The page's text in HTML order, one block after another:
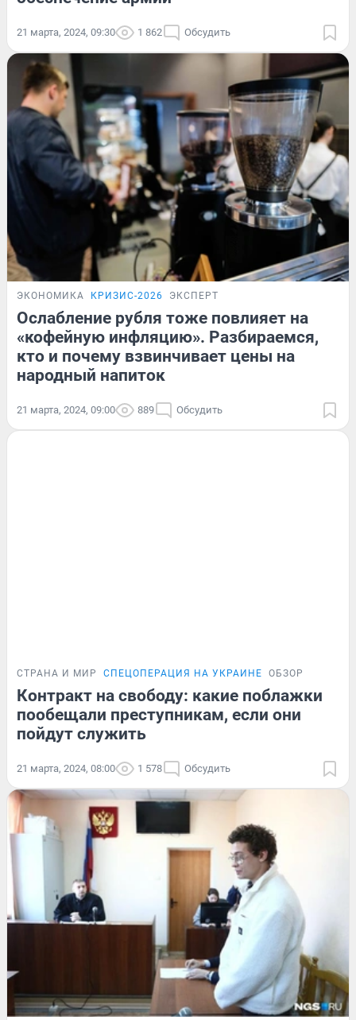
21 марта, 2024, 09:30 1 862 Обсудить
ЭКОНОМИКА КРИЗИС-2026 ЭКСПЕРТ
Ослабление рубля тоже повлияет на
«кофейную инфляцию». Разбираемся,
кто и почему взвинчивает цены на
народный напиток
21 марта, 2024, 09:00 889 Обсудить
СТРАНА И МИР СПЕЦОПЕРАЦИЯ НА УКРАИНЕ ОБЗОР
Контракт на свободу: какие поблажки
пообещали преступникам, если они
пойдут служить
21 марта, 2024, 08:00 1 578 Обсудить